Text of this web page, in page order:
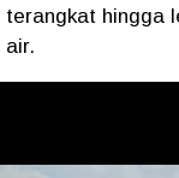
terangkat hingga
air.